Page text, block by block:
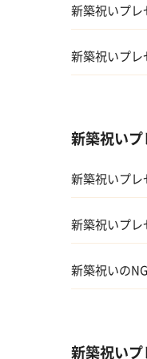
新築祝いプ
新築祝いプ
02 スイーツ
03 アルコール
04 キッチン
05 ハーバリウ
新築祝いプ
新築祝いプレ
01 兄弟、姉妹
02 両親
04 伯父・伯母
新築祝いプレ
新築祝いの
新築祝いプ